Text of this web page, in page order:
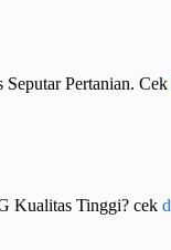
Seputar Pertanian. Cek
Kualitas Tinggi? cek